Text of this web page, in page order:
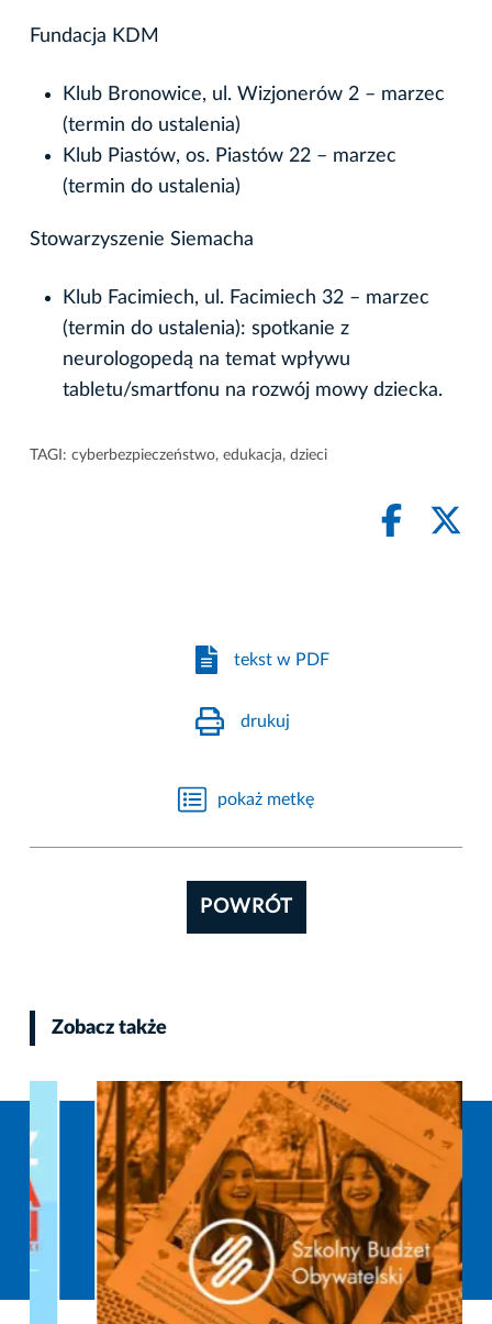
Fundacja KDM
Klub Bronowice, ul. Wizjonerów 2 – marzec
(termin do ustalenia)
Klub Piastów, os. Piastów 22 – marzec
(termin do ustalenia)
Stowarzyszenie Siemacha
Klub Facimiech, ul. Facimiech 32 – marzec
(termin do ustalenia): spotkanie z
neurologopedą na temat wpływu
tabletu/smartfonu na rozwój mowy dziecka.
TAGI: cyberbezpieczeństwo, edukacja, dzieci
tekst w PDF
drukuj
pokaż metkę
POWRÓT
Zobacz także